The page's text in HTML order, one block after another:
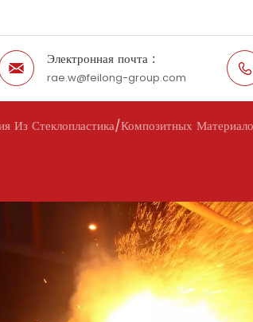
Электронная почта :
rae.w@feilong-group.com
Из Стеклопластика/композитных